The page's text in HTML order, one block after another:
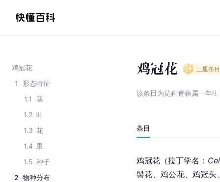
鸡冠花
1
形态特征
1.1
茎
1.2 叶
1.3 花
1.4 果
1.5 种子
2 物种分布
鸡冠花 三星条目
该条目为苋科青葙属一年
条目
鸡冠花（拉丁学名：
髻花、鸡公花、鸡冠